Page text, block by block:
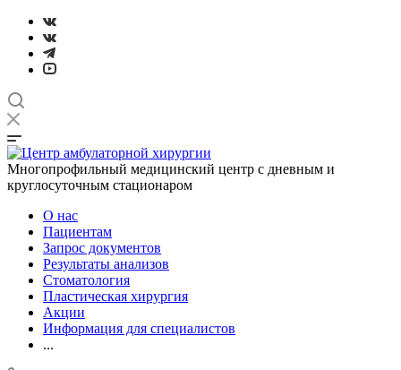
Многопрофильный медицинский центр с дневным и
круглосуточным стационаром
О нас
Пациентам
Запрос документов
Результаты анализов
Стоматология
Пластическая хирургия
Акции
Информация для специалистов
...